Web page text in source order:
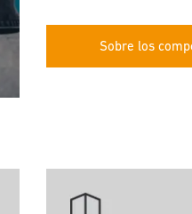
Sobre los